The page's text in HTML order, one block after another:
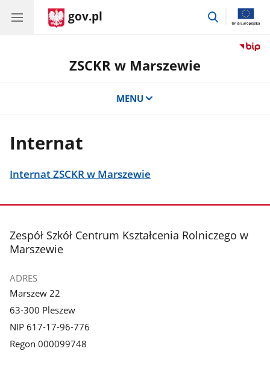
gov.pl
przejdź
ZSCKR w Marszewie
MENU
Internat
Internat ZSCKR w Marszewie
stopka
Zespół Szkół Centrum Kształcenia Rolniczego w
Marszewie
ADRES
Marszew 22
63-300 Pleszew
NIP 617-17-96-776
Regon 000099748